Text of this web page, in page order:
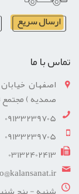
تماس با ما
اصفهان
صمدیه )
09133239705
09133239705
03132402413